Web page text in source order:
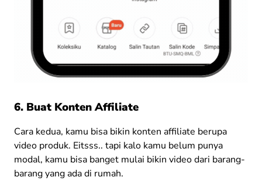
6. Buat Konten Affiliate
Cara kedua, kamu bisa bikin konten affiliate berupa
video produk. Eitsss.. tapi kalo kamu belum punya
modal, kamu bisa banget mulai bikin video dari barang-
barang yang ada di rumah.